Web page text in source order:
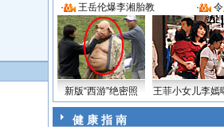
·
王岳伦爆李湘胎教 ·
新版“西游”绝密照 王菲小女儿李嫣
健 康 指 南